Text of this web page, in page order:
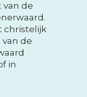
van de
christelijk
de
in